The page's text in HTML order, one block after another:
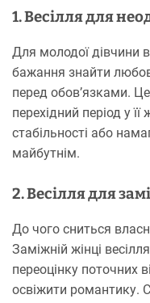
1. Весілля для
Для молодої дівчини
бажання знайти
перед обов’язками.
перехідний період у
стабільності або
майбутнім.
2. Весілля для
До чого сниться
Заміжній жінці
переоцінку поточних
освіжити романтику.